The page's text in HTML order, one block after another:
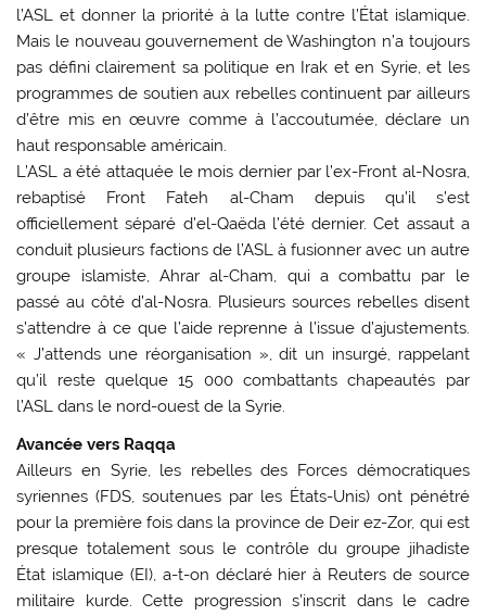
l’ASL et donner la priorité à la lutte contre l’État islamique.
Mais le nouveau gouvernement de Washington n’a toujours
pas défini clairement sa politique en Irak et en Syrie, et les
programmes de soutien aux rebelles continuent par ailleurs
d’être mis en œuvre comme à l’accoutumée, déclare un
haut responsable américain.
L’ASL a été attaquée le mois dernier par l’ex-Front al-Nosra,
rebaptisé Front Fateh al-Cham depuis qu’il s’est
officiellement séparé d’el-Qaëda l’été dernier. Cet assaut a
conduit plusieurs factions de l’ASL à fusionner avec un autre
groupe islamiste, Ahrar al-Cham, qui a combattu par le
passé au côté d’al-Nosra. Plusieurs sources rebelles disent
s’attendre à ce que l’aide reprenne à l’issue d’ajustements.
« J’attends une réorganisation », dit un insurgé, rappelant
qu’il reste quelque 15 000 combattants chapeautés par
l’ASL dans le nord-ouest de la Syrie.
Avancée vers Raqqa
Ailleurs en Syrie, les rebelles des Forces démocratiques
syriennes (FDS, soutenues par les États-Unis) ont pénétré
pour la première fois dans la province de Deir ez-Zor, qui est
presque totalement sous le contrôle du groupe jihadiste
État islamique (EI), a-t-on déclaré hier à Reuters de source
militaire kurde. Cette progression s’inscrit dans le cadre